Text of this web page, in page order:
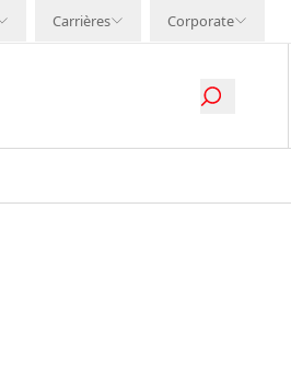
Carrières Corporate